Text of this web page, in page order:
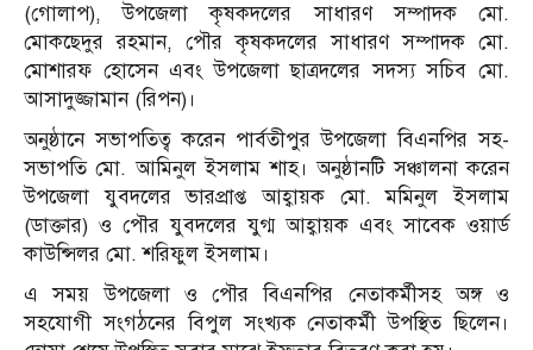
(গোলাপ), উপজেলা কৃষকদলের সাধারণ সম্পাদক মো.
মোকছেদুর রহমান, পৌর কৃষকদলের সাধারণ সম্পাদক মো.
মোশারফ হোসেন এবং উপজেলা ছাত্রদলের সদস্য সচিব মো.
আসাদুজ্জামান (রিপন)।
অনুষ্ঠানে সভাপতিত্ব করেন পার্বতীপুর উপজেলা বিএনপির সহ-
সভাপতি মো. আমিনুল ইসলাম শাহ। অনুষ্ঠানটি সঞ্চালনা করেন
উপজেলা যুবদলের ভারপ্রাপ্ত আহ্বায়ক মো. মমিনুল ইসলাম
(ডাক্তার) ও পৌর যুবদলের যুগ্ম আহ্বায়ক এবং সাবেক ওয়ার্ড
কাউন্সিলর মো. শরিফুল ইসলাম।
এ সময় উপজেলা ও পৌর বিএনপির নেতাকর্মীসহ অঙ্গ ও
সহযোগী সংগঠনের বিপুল সংখ্যক নেতাকর্মী উপস্থিত ছিলেন।